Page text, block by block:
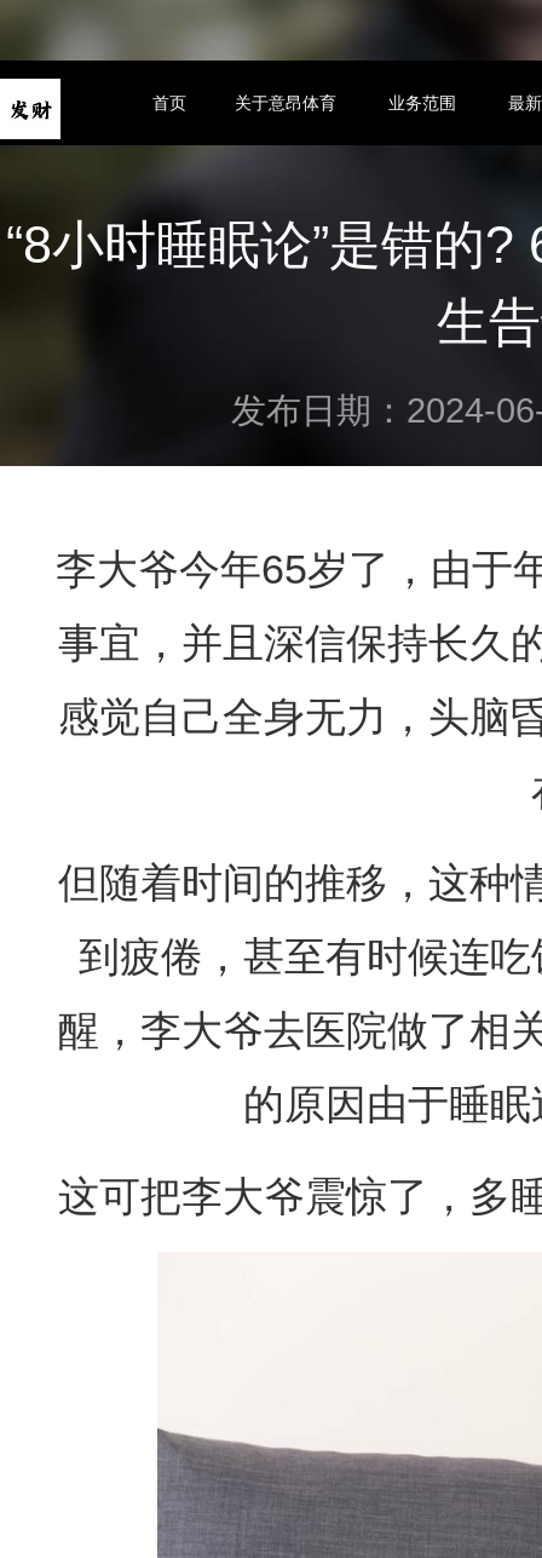
首页 关于意昂体育 业务范围 最
“8小时睡眠论”是错的
生
发布日期：2024-
李大爷今年65岁了，由于
事宜，并且深信保持长久
感觉自己全身无力，头脑
但随着时间的推移，这种
到疲倦，甚至有时候连
醒，李大爷去医院做了相
的原因由于睡
这可把李大爷震惊了，多